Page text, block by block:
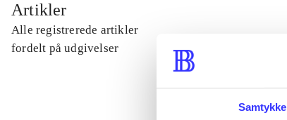
Samtykke
Artikler
Alle registrerede artikler
fordelt på udgivelser
...